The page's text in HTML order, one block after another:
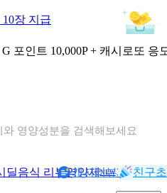
10장 지급
G 포인트 10,000P + 캐시로또 응
와 영양성분을 검색해보세요
딜음식 리뷰영양제NEW기록
캐시리뷰 친구